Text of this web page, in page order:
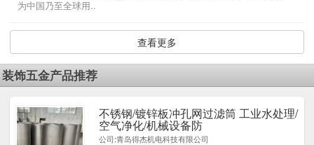
为中国乃至全球用..
查看更多
装饰五金产品推荐
不锈钢/镀锌板冲孔网过滤筒 工业水处理/
空气净化/机械设备防
公司:青岛得杰机电科技有限公司
1